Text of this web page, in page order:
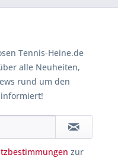
Tennis-Heine.de
alle Neuheiten,
rund um den
zur